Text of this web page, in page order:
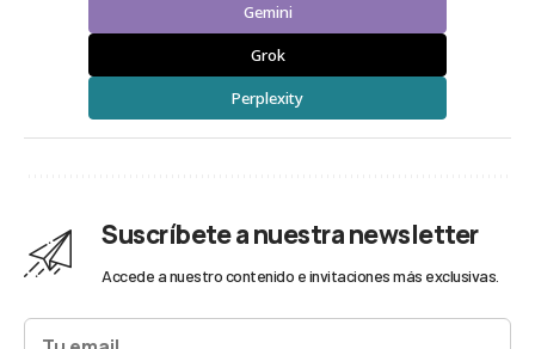
Gemini
Grok
Perplexity
Suscríbete a nuestra newsletter
Accede a nuestro contenido e invitaciones más exclusivas.